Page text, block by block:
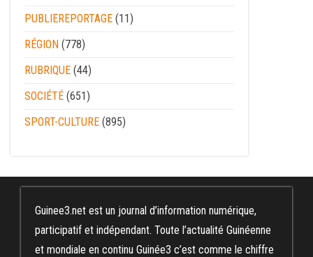
PUBLIEREPORTAGE (11)
RÉGION (778)
RUBRIQUE (44)
SOCIÉTÉ (651)
SPORT-CULTURE (895)
Guinee3.net est un journal d’information numérique,
participatif et indépendant. Toute l’actualité Guinéenne
et mondiale en continu Guinée3 c’est comme le chiffre